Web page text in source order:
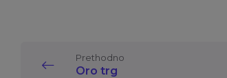
Prethodno
Oro trg